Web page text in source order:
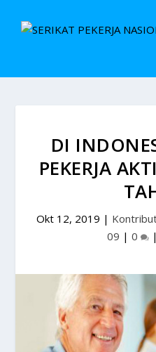
DI
PEKERJA
Okt 12, 2019 |
09 | 0 |